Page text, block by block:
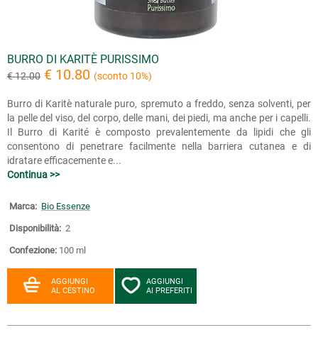
BURRO DI KARITÈ PURISSIMO
€ 12.00 € 10.80 (sconto 10%)
Burro di Karitè naturale puro, spremuto a freddo, senza solventi, per
la pelle del viso, del corpo, delle mani, dei piedi, ma anche per i capelli.
Il Burro di Karité è composto prevalentemente da lipidi che gli
consentono di penetrare facilmente nella barriera cutanea e di
idratare efficacemente e...
Continua >>
Marca: Bio Essenze
Disponibilità: 2
Confezione: 100 ml
AGGIUNGI
AL CESTINO
AGGIUNGI
AI PREFERITI